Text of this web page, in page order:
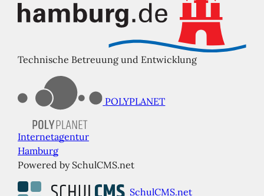
Technische Betreuung und Entwicklung
POLYPLANET
Internetagentur
Hamburg
Powered by SchulCMS.net
SchulCMS.net